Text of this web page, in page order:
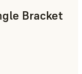
Bracket